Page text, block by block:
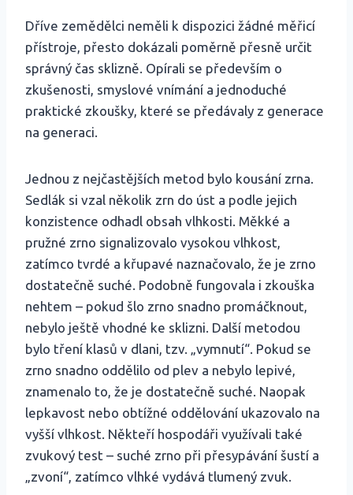
Dříve zemědělci neměli k dispozici žádné měřicí
přístroje, přesto dokázali poměrně přesně určit
správný čas sklizně. Opírali se především o
zkušenosti, smyslové vnímání a jednoduché
praktické zkoušky, které se předávaly z generace
na generaci.
Jednou z nejčastějších metod bylo kousání zrna.
Sedlák si vzal několik zrn do úst a podle jejich
konzistence odhadl obsah vlhkosti. Měkké a
pružné zrno signalizovalo vysokou vlhkost,
zatímco tvrdé a křupavé naznačovalo, že je zrno
dostatečně suché. Podobně fungovala i zkouška
nehtem – pokud šlo zrno snadno promáčknout,
nebylo ještě vhodné ke sklizni. Další metodou
bylo tření klasů v dlani, tzv. „vymnutí“. Pokud se
zrno snadno oddělilo od plev a nebylo lepivé,
znamenalo to, že je dostatečně suché. Naopak
lepkavost nebo obtížné oddělování ukazovalo na
vyšší vlhkost. Někteří hospodáři využívali také
zvukový test – suché zrno při přesypávání šustí a
„zvoní“, zatímco vlhké vydává tlumený zvuk.